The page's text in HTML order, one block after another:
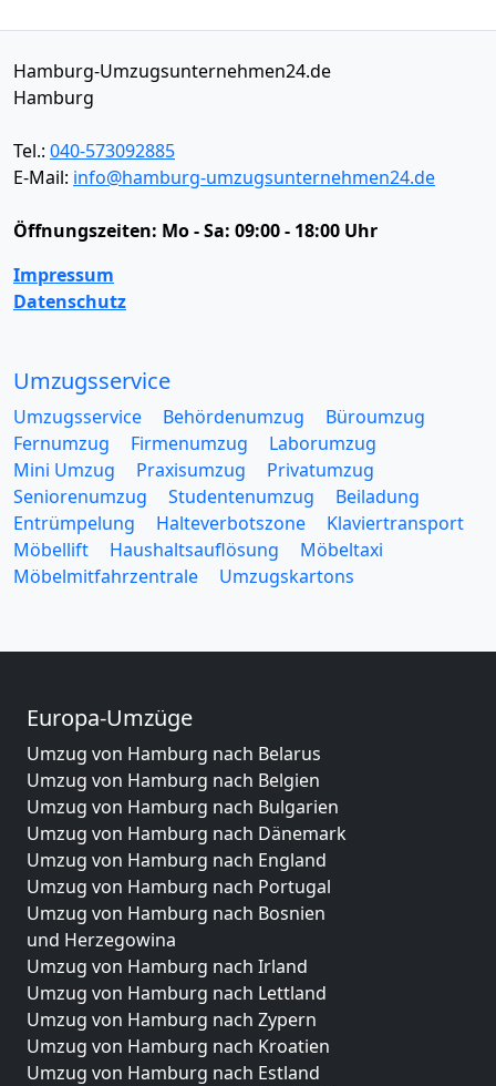
Hamburg-Umzugsunternehmen24.de
Hamburg
Tel.: 040-573092885
E-Mail: info@hamburg-umzugsunternehmen24.de
Öffnungszeiten: Mo - Sa: 09:00 - 18:00 Uhr
Impressum
Datenschutz
Umzugsservice
Umzugsservice Behördenumzug
Büroumzug
Fernumzug
Firmenumzug
Laborumzug
Mini Umzug
Praxisumzug
Privatumzug
Seniorenumzug
Studentenumzug
Beiladung
Entrümpelung
Halteverbotszone
Klaviertransport
Möbellift
Haushaltsauflösung
Möbeltaxi
Möbelmitfahrzentrale
Umzugskartons
Europa-Umzüge
Umzug von Hamburg nach Belarus
Umzug von Hamburg nach Belgien
Umzug von Hamburg nach Bulgarien
Umzug von Hamburg nach Dänemark
Umzug von Hamburg nach England
Umzug von Hamburg nach Portugal
Umzug von Hamburg nach Bosnien
und Herzegowina
Umzug von Hamburg nach Irland
Umzug von Hamburg nach Lettland
Umzug von Hamburg nach Zypern
Umzug von Hamburg nach Kroatien
Umzug von Hamburg nach Estland